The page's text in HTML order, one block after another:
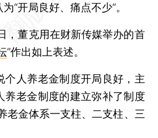
“开局良好、痛点不少”。
董克用在财新传媒举办的首
”作出如上表述。
人养老金制度开局良好，主
养老金制度的建立弥补了制度
老金体系一支柱、二支柱、三